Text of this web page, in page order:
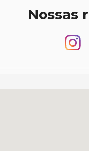
Nossas